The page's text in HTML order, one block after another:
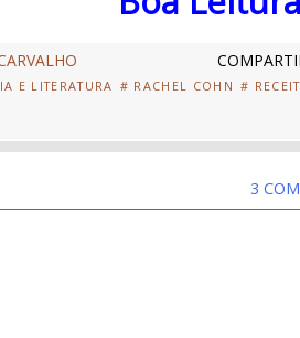
E LITERATURA # RACHEL COHN #
3